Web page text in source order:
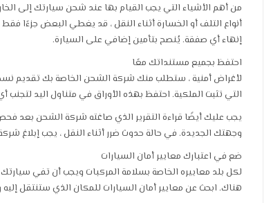
من أهم الأشياء التي يجب القيام بها عند شحن سيارتك إلى
أنواع التلف أو الخسارة أثناء النقل ، قد يغطي البعض جزءًا
إنهاء أي صفقة. يُنصح بتأمين إضافي على السيارة.
احتفظ بجميع مستنداتك معًا
لأغراض أمنية ، ستطلب منك شركة الشحن الخاصة بك تقديم
التي تثبت الملكية. احتفظ بهذه الأوراق في متناول اليد لتجنب
يجب عليك أيضًا قراءة التقرير الذي صاغته شركة الشحن
وجهتك الجديدة. في حالة حدوث ضرر أثناء النقل ، يجب إبلاغ
ضع في اعتبارك معايير أمان السيارات
لكل بلد معاييره الخاصة بسلامة المركبات ويجب أن تفي سيارتك
هناك. ابحث عن معايير أمان السيارات للمكان الذي ستنتقل